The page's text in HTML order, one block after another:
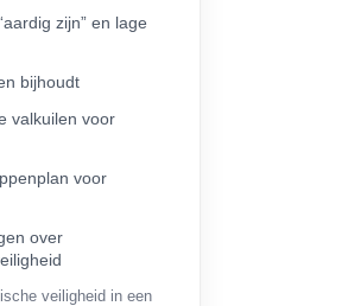
zijn” en lage
bijhoudt
valkuilen voor
voor
over
veiligheid in een